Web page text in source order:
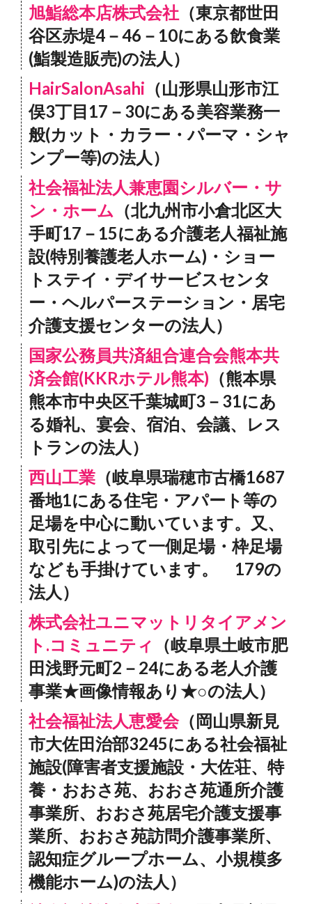
旭鮨総本店株式会社 （東京都世田
谷区赤堤4－46－10にある飲食業
(鮨製造販売)の法人）
HairSalonAsahi （山形県山形市江
俣3丁目17－30にある美容業務一
般(カット・カラー・パーマ・シャ
ンプー等)の法人）
社会福祉法人兼恵園シルバー・サ
ン・ホーム （北九州市小倉北区大
手町17－15にある介護老人福祉施
設(特別養護老人ホーム)・ショー
トステイ・デイサービスセンタ
ー・ヘルパーステーション・居宅
介護支援センターの法人）
国家公務員共済組合連合会熊本共
済会館(KKRホテル熊本) （熊本県
熊本市中央区千葉城町3－31にあ
る婚礼、宴会、宿泊、会議、レス
トランの法人）
西山工業 （岐阜県瑞穂市古橋1687
番地1にある住宅・アパート等の
足場を中心に動いています。又、
取引先によって一側足場・枠足場
なども手掛けています。 179の
法人）
株式会社ユニマットリタイアメン
ト.コミュニティ
（岐阜県土岐市肥
田浅野元町2－24にある老人介護
事業★画像情報あり★○の法人）
社会福祉法人恵愛会（岡山県新見
市大佐田治部3245にある社会福祉
施設(障害者支援施設・大佐荘、特
養・おおさ苑、おおさ苑通所介護
事業所、おおさ苑居宅介護支援事
業所、おおさ苑訪問介護事業所、
認知症グループホーム、小規模多
機能ホーム)の法人）